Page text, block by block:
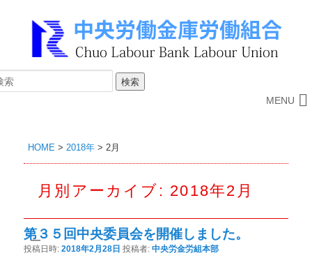
MENU
HOME > 2018年 > 2月
月別アーカイブ: 2018年2月
第３５回中央委員会を開催しました。
投稿日時:2018年2月28日 投稿者:中央労金労組本部